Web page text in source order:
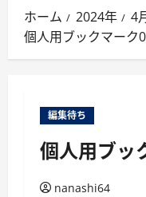
ン
メ
ニ
ホーム 2024年 4
個人用ブックマーク
編集待ち
個人用ブッ
nanashi64